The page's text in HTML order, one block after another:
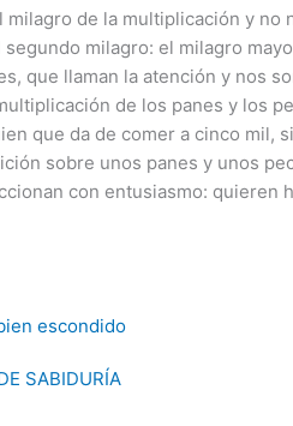
milagro de la multiplicación y no
segundo milagro: el milagro
que llaman la atención y nos
de los panes y los
que da de comer a cinco mil,
sobre unos panes y unos
con entusiasmo: quieren
SABIDURÍA